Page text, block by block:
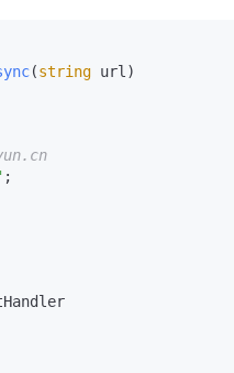
(string url )
;